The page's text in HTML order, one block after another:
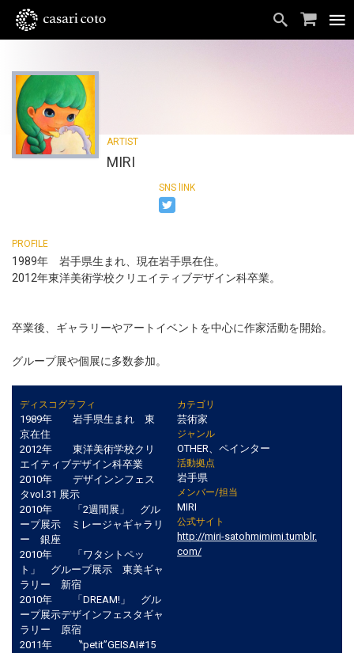
MIRI
1989年 岩手県生まれ、現在岩手県在住。
2012年東洋美術学校クリエイティブデザイン科卒業。
卒業後、ギャラリーやアートイベントを中心に作家活動を開始。
グループ展や個展に多数参加。
ディスコグラフィ
1989年 岩手県生まれ 東
京在住
2012年 東洋美術学校クリ
エイティブデザイン科卒業
2010年 デザインンフェス
タvol.31 展示
2010年 「2週間展」 グル
ープ展示 ミレージャギャラリ
ー 銀座
2010年 「ワタシトペッ
ト」 グループ展示 東美ギャ
ラリー 新宿
2010年 「DREAM!」 グル
ープ展示デザインフェスタギャ
ラリー 原宿
2011年 〝petit”GEISAI#15
カテゴリ
芸術家
ジャンル
OTHER、ペインター
活動拠点
岩手県
メンバー/担当
MIRI
公式サイト
http://miri-satohmimimi.tumblr.
com/